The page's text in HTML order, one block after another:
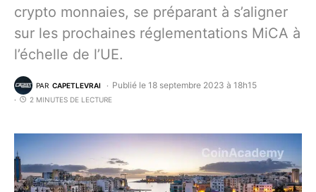
crypto monnaies, se préparant à s’aligner
sur les prochaines réglementations MiCA à
l’échelle de l’UE.
PAR CAPETLEVRAI Publié le 18 septembre 2023 à 18h15
2 MINUTES DE LECTURE